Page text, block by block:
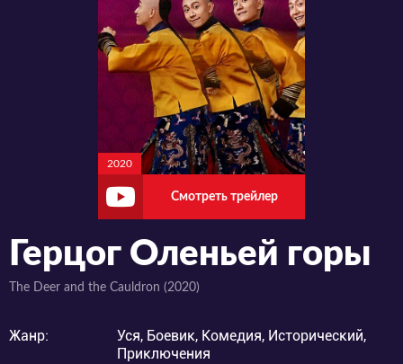
2020
Смотреть трейлер
Герцог Оленьей горы
The Deer and the Cauldron (2020)
Жанр:
Уся, Боевик, Комедия, Исторический,
Приключения